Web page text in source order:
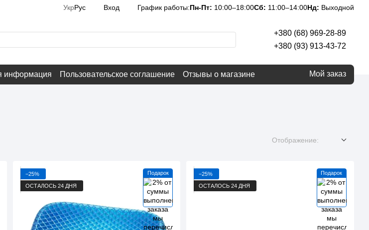
УкрРус Вход График работы:Пн-Пт: 10:00–18:00Сб: 11:00–14:00Нд: Выходной
+380 (68) 969-28-89
+380 (93) 913-43-72
информация Пользовательское соглашение Отзывы о магазине Мой заказ
Отображение:
Подарок
−25%
ОСТАЛОСЬ 24 ДНЯ
Подарок
−25%
ОСТАЛОСЬ 24 ДНЯ